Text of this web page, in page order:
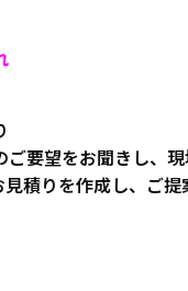
ご要望をお聞きし、
積りを作成し、ご提